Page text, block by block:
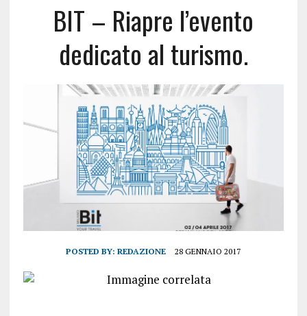
BIT – Riapre l’evento
dedicato al turismo.
POSTED BY:REDAZIONE 28 GENNAIO 2017